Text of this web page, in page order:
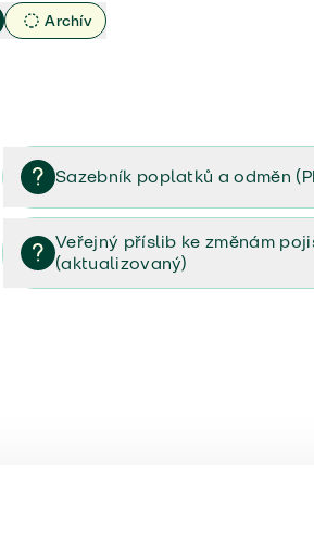
Archív
Sazebník poplatků a odměn
Sazebník poplatků a odměn (PDF)
Veřejný příslib ke změnám
(aktualizovaný)